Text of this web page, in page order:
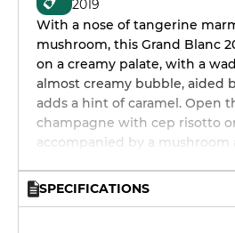
2019
With a nose of tangerine
mushroom, this Grand Blanc
on a creamy palate, with a
almost creamy bubble, aided
adds a hint of caramel. Open
champagne with cep risotto
accompanied by a mushroom
SPECIFICATIONS